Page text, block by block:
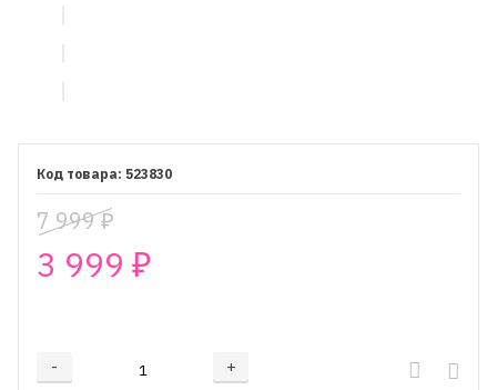
523830
7 999₽
3 999 ₽
- +
Добавляется...
Добавлен